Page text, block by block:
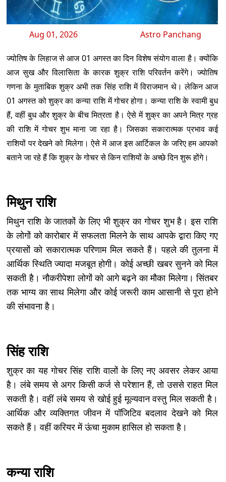
Aug 01, 2026 Astro Panchang
ज्योतिष के लिहाज से आज 01 अगस्त का दिन विशेष संयोग वाला है। क्योंकि
आज सुख और विलासिता के कारक शुक्र राशि परिवर्तन करेंगे। ज्योतिष
गणना के मुताबिक शुक्र अभी तक सिंह राशि में विराजमान थे। लेकिन आज
01 अगस्त को शुक्र का कन्या राशि में गोचर होगा। कन्या राशि के स्वामी बुध
हैं, वहीं बुध और शुक्र के बीच मित्रता है। ऐसे में शुक्र का अपने मित्र ग्रह
की राशि में गोचर शुभ माना जा रहा है। जिसका सकारात्मक प्रभाव कई
राशियों पर देखने को मिलेगा। ऐसे में आज इस आर्टिकल के जरिए हम आपको
बताने जा रहे हैं कि शुक्र के गोचर से किन राशियों के अच्छे दिन शुरू होंगे।
मिथुन राशि
मिथुन राशि के जातकों के लिए भी शुक्र का गोचर शुभ है। इस राशि
के लोगों को कारोबार में सफलता मिलने के साथ आपके द्वारा किए गए
प्रयासों को सकारात्मक परिणाम मिल सकते हैं। पहले की तुलना में
आर्थिक स्थिति ज्यादा मजबूत होगी। कोई अच्छी खबर सुनने को मिल
सकती है। नौकरीपेशा लोगों को आगे बढ़ने का मौका मिलेगा। सिंतबर
तक भाग्य का साथ मिलेगा और कोई जरूरी काम आसानी से पूरा होने
की संभावना है।
सिंह राशि
शुक्र का यह गोचर सिंह राशि वालों के लिए नए अवसर लेकर आया
है। लंबे समय से अगर किसी कर्ज से परेशान हैं, तो उससे राहत मिल
सकती है। वहीं लंबे समय से खोई हुई मूल्यवान वस्तु मिल सकती है।
आर्थिक और व्यक्तिगत जीवन में पॉजिटिव बदलाव देखने को मिल
सकते हैं। वहीं करियर में ऊंचा मुकाम हासिल हो सकता है।
कन्या राशि